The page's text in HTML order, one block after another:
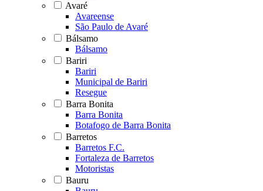
Avaré
Avareense
São Paulo de Avaré
Bálsamo
Bálsamo
Bariri
Bariri
Municipal de Bariri
Resegue
Barra Bonita
Barra Bonita
Botafogo de Barra Bonita
Barretos
Barretos F.C.
Fortaleza de Barretos
Motoristas
Bauru